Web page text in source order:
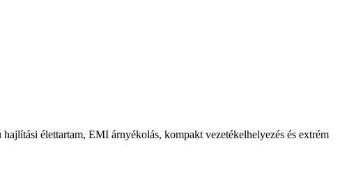
élettartam, EMI árnyékolás, kompakt vezetékelhelyezés és extrém